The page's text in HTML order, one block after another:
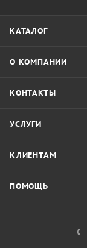
КАТАЛОГ
О КОМПАНИИ
КОНТАКТЫ
УСЛУГИ
КЛИЕНТАМ
ПОМОЩЬ